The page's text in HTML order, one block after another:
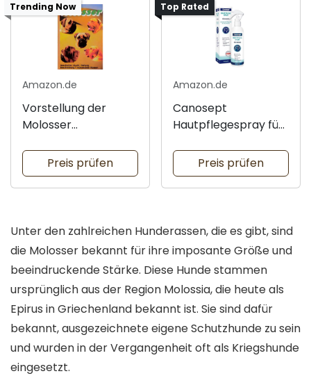
Trending Now
Amazon.de
Vorstellung der
Molosser
Preis prüfen
Top Rated
Amazon.de
Canosept
Hautpflegespray für
Preis prüfen
Unter den zahlreichen Hunderassen, die es gibt, sind
die Molosser bekannt für ihre imposante Größe und
beeindruckende Stärke. Diese Hunde stammen
ursprünglich aus der Region Molossia, die heute als
Epirus in Griechenland bekannt ist. Sie sind dafür
bekannt, ausgezeichnete eigene Schutzhunde zu sein
und wurden in der Vergangenheit oft als Kriegshunde
eingesetzt.